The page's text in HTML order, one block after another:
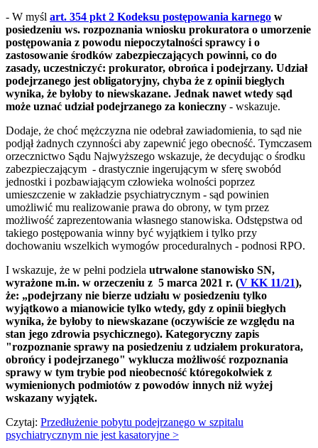
- W myśl art. 354 pkt 2 Kodeksu postępowania karnego w
posiedzeniu ws. rozpoznania wniosku prokuratora o umorzenie
postępowania z powodu niepoczytalności sprawcy i o
zastosowanie środków zabezpieczających powinni, co do
zasady, uczestniczyć: prokurator, obrońca i podejrzany. Udział
podejrzanego jest obligatoryjny, chyba że z opinii biegłych
wynika, że byłoby to niewskazane. Jednak nawet wtedy sąd
może uznać udział podejrzanego za konieczny - wskazuje.
Dodaje, że choć mężczyzna nie odebrał zawiadomienia, to sąd nie
podjął żadnych czynności aby zapewnić jego obecność. Tymczasem
orzecznictwo Sądu Najwyższego wskazuje, że decydując o środku
zabezpieczającym - drastycznie ingerującym w sferę swobód
jednostki i pozbawiającym człowieka wolności poprzez
umieszczenie w zakładzie psychiatrycznym - sąd powinien
umożliwić mu realizowanie prawa do obrony, w tym przez
możliwość zaprezentowania własnego stanowiska. Odstępstwa od
takiego postępowania winny być wyjątkiem i tylko przy
dochowaniu wszelkich wymogów proceduralnych - podnosi RPO.
I wskazuje, że w pełni podziela utrwalone stanowisko SN,
wyrażone m.in. w orzeczeniu z 5 marca 2021 r. (V KK 11/21),
że: „podejrzany nie bierze udziału w posiedzeniu tylko
wyjątkowo a mianowicie tylko wtedy, gdy z opinii biegłych
wynika, że byłoby to niewskazane (oczywiście ze względu na
stan jego zdrowia psychicznego). Kategoryczny zapis
"rozpoznanie sprawy na posiedzeniu z udziałem prokuratora,
obrońcy i podejrzanego" wyklucza możliwość rozpoznania
sprawy w tym trybie pod nieobecność któregokolwiek z
wymienionych podmiotów z powodów innych niż wyżej
wskazany wyjątek.
Czytaj: Przedłużenie pobytu podejrzanego w szpitalu
psychiatrycznym nie jest kasatoryjne >